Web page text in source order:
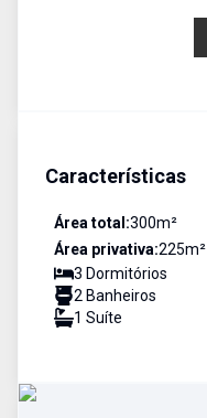
Características
Área total:300m²
Área privativa:225m²
3 Dormitórios
2 Banheiros
1 Suíte